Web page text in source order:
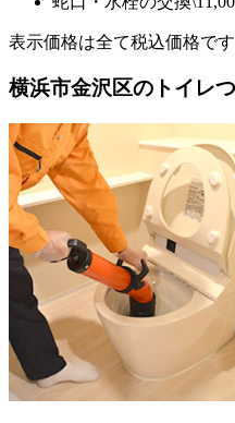
表示価格は全て税込価格です
横浜市金沢区のトイレ